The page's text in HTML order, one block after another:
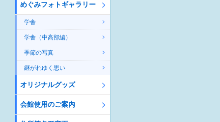
めぐみフォトギャラリー
学舎
学舎（中高部編）
季節の写真
継がれゆく思い
オリジナルグッズ
会館使用のご案内